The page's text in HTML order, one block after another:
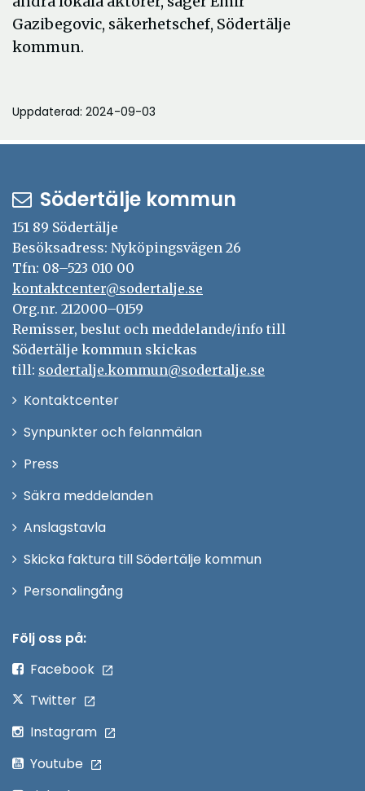
Gazibegovic, säkerhetschef, Södertälje
kommun.
Uppdaterad: 2024-09-03
Södertälje kommun
151 89 Södertälje
Besöksadress: Nyköpingsvägen 26
Tfn: 08–523 010 00
kontaktcenter@sodertalje.se
Org.nr. 212000–0159
Remisser, beslut och meddelande/info till
Södertälje kommun skickas
till: sodertalje.kommun@sodertalje.se
KontaktcenterÖppna
Synpunkter och felanmälan
Press
fönster
Säkra meddelanden
Anslagstavla
Skicka faktura till Södertälje kommun
PersonalingångÖppna
Följ oss på:
Facebook
Twitter
Instagram
Youtube